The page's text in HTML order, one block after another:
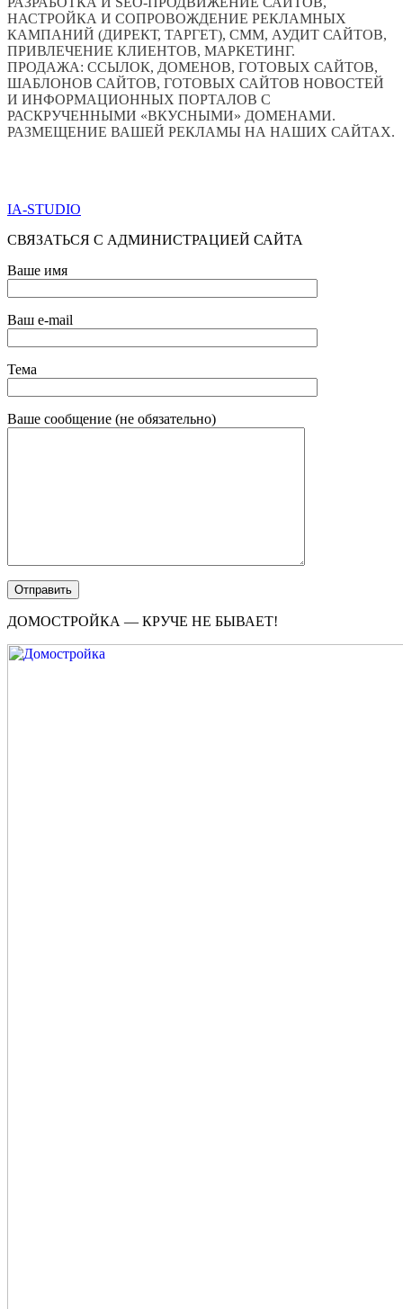
НАСТРОЙКА И СОПРОВОЖДЕНИЕ РЕКЛАМНЫХ
КАМПАНИЙ (ДИРЕКТ, ТАРГЕТ), СММ, АУДИТ САЙТОВ,
ПРИВЛЕЧЕНИЕ КЛИЕНТОВ, МАРКЕТИНГ.
ПРОДАЖА: ССЫЛОК, ДОМЕНОВ, ГОТОВЫХ САЙТОВ,
ШАБЛОНОВ САЙТОВ, ГОТОВЫХ САЙТОВ НОВОСТЕЙ
И ИНФОРМАЦИОННЫХ ПОРТАЛОВ С
РАСКРУЧЕННЫМИ «ВКУСНЫМИ» ДОМЕНАМИ.
РАЗМЕЩЕНИЕ ВАШЕЙ РЕКЛАМЫ НА НАШИХ САЙТАХ.
IA-STUDIO
СВЯЗАТЬСЯ С АДМИНИСТРАЦИЕЙ САЙТА
Ваше имя
Ваш e-mail
Тема
Ваше сообщение (не обязательно)
ДОМОСТРОЙКА — КРУЧЕ НЕ БЫВАЕТ!